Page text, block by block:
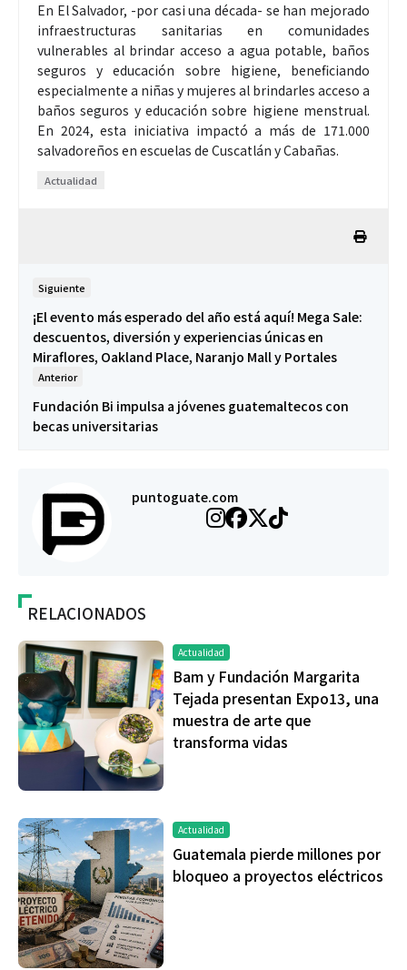
En El Salvador, -por casi una década- se han mejorado
infraestructuras sanitarias en comunidades
vulnerables al brindar acceso a agua potable, baños
seguros y educación sobre higiene, beneficiando
especialmente a niñas y mujeres al brindarles acceso a
baños seguros y educación sobre higiene menstrual.
En 2024, esta iniciativa impactó a más de 171.000
salvadoreños en escuelas de Cuscatlán y Cabañas.
Actualidad
Siguiente
¡El evento más esperado del año está aquí! Mega Sale:
descuentos, diversión y experiencias únicas en
Miraflores, Oakland Place, Naranjo Mall y Portales
Anterior
Fundación Bi impulsa a jóvenes guatemaltecos con
becas universitarias
puntoguate.com
RELACIONADOS
Actualidad
Bam y Fundación Margarita
Tejada presentan Expo13, una
muestra de arte que
transforma vidas
Actualidad
Guatemala pierde millones por
bloqueo a proyectos eléctricos